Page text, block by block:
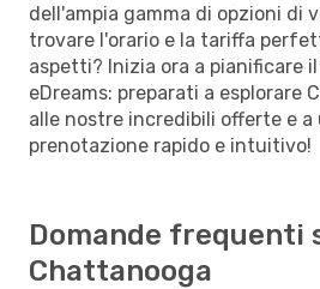
dell'ampia gamma di opzioni di
trovare l'orario e la tariffa
aspetti? Inizia ora a pianificare
eDreams: preparati a esplorare
alle nostre incredibili offerte e a
prenotazione rapido e intuitivo!
Domande frequenti
Chattanooga